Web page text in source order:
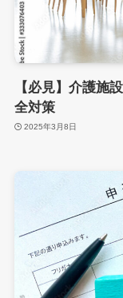
【必見】介護施
全対策
2025年3月8日